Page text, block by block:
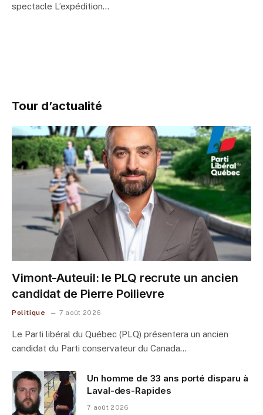
spectacle L’expédition…
Tour d’actualité
Vimont-Auteuil: le PLQ recrute un ancien
candidat de Pierre Poilievre
Politique 7 août 2026
Le Parti libéral du Québec (PLQ) présentera un ancien
candidat du Parti conservateur du Canada…
Un homme de 33 ans porté disparu à
Laval-des-Rapides
7 août 2026